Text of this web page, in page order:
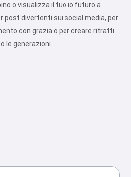
o visualizza il tuo io futuro a
post divertenti sui social media, per
con grazia o per creare ritratti
le generazioni.